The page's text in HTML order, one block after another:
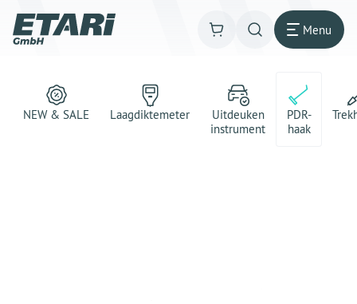
Menu
NEW & SALE Laagdiktemeter
Uitdeuken
instrument
PDR-
haak